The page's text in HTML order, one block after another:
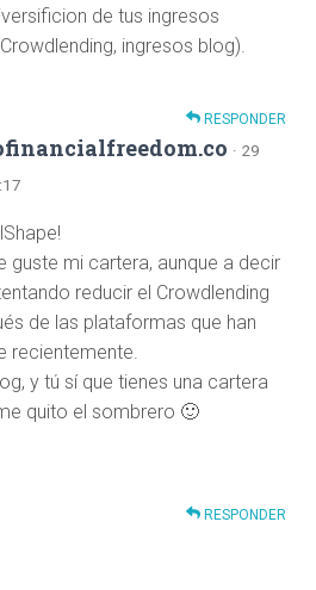
de tus ingresos
ingresos blog).
RESPONDER
· 29
guste mi cartera, aunque a decir
reducir el Crowdlending
de las plataformas que han
recientemente.
y tú sí que tienes una cartera
quito el sombrero 🙂
RESPONDER